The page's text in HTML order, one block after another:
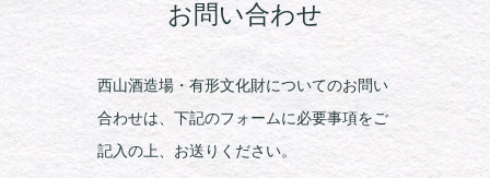
お問い合わせ
西山酒造場・有形文化財についてのお問い
合わせは、下記のフォームに必要事項をご
記入の上、お送りください。